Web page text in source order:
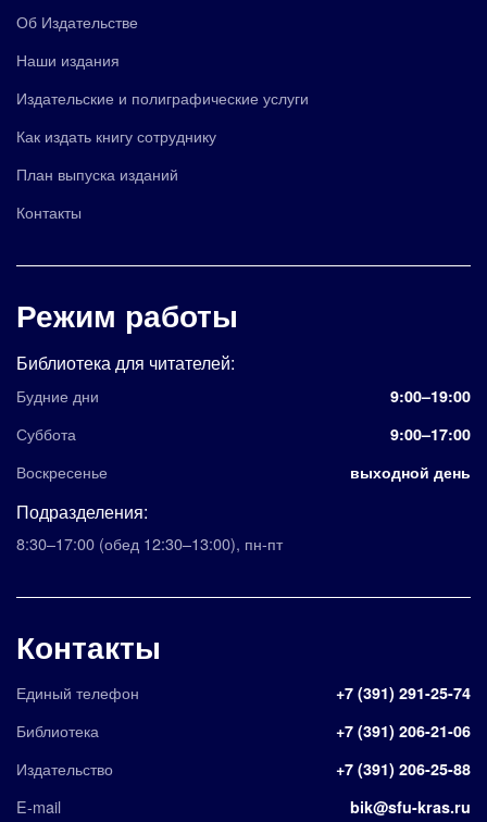
Об Издательстве
Наши издания
Издательские и полиграфические услуги
Как издать книгу сотруднику
План выпуска изданий
Контакты
Режим работы
Библиотека для читателей:
Будние дни 9:00–19:00
Суббота 9:00–17:00
Воскресенье выходной день
Подразделения:
8:30–17:00 (обед 12:30–13:00), пн-пт
Контакты
Единый телефон +7 (391) 291-25-74
Библиотека +7 (391) 206-21-06
Издательство +7 (391) 206-25-88
E-mail bik@sfu-kras.ru